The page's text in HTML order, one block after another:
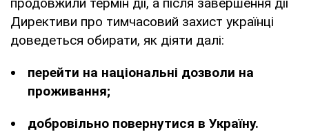
Директиви про тимчасовий захист українці
доведеться обирати, як діяти далі:
перейти на національні дозволи на
проживання;
добровільно повернутися в Україну.